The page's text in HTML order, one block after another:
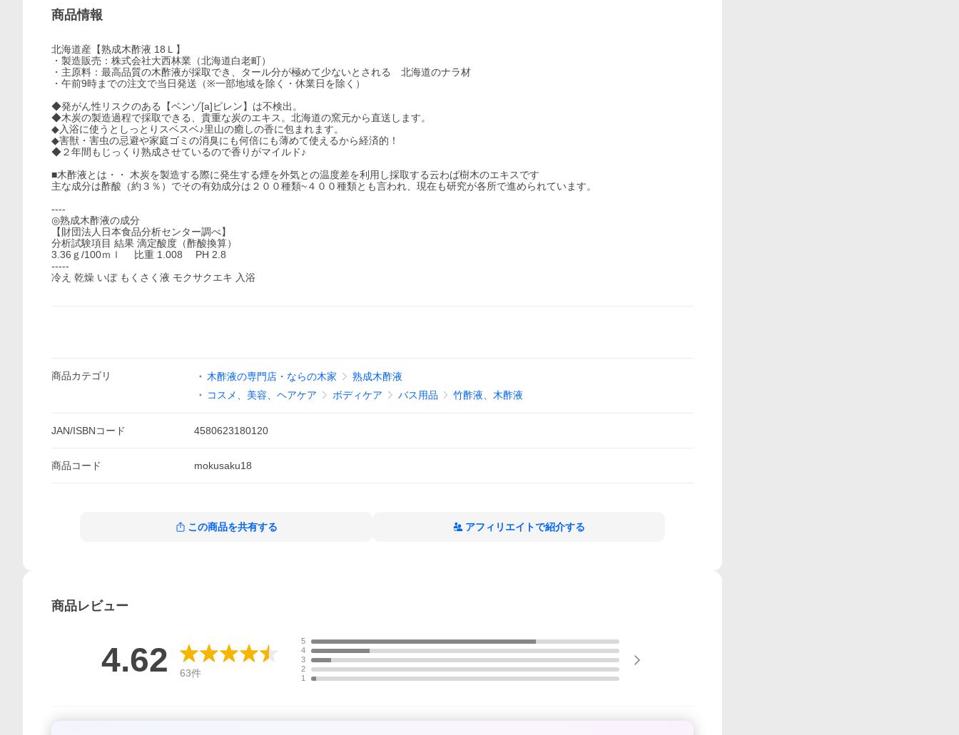
商品情報
北海道産【熟成木酢液 18Ｌ】
・製造販売：株式会社大西林業（北海道白老町）
・主原料：最高品質の木酢液が採取でき、タール分が極めて少ないとされる 北海道のナラ材
・午前9時までの注文で当日発送（※一部地域を除く・休業日を除く）
◆発がん性リスクのある【ベンゾ[a]ピレン】は不検出。
◆木炭の製造過程で採取できる、貴重な炭のエキス。北海道の窯元から直送します。
◆入浴に使うとしっとりスベスベ♪里山の癒しの香に包まれます。
◆害獣・害虫の忌避や家庭ゴミの消臭にも何倍にも薄めて使えるから経済的！
◆２年間もじっくり熟成させているので香りがマイルド♪
■木酢液とは・・ 木炭を製造する際に発生する煙を外気との温度差を利用し採取する云わば樹木のエキスです
主な成分は酢酸（約３％）でその有効成分は２００種類~４００種類とも言われ、現在も研究が各所で進められています。
----
◎熟成木酢液の成分
【財団法人日本食品分析センター調べ】
分析試験項目 結果 滴定酸度（酢酸換算）
3.36ｇ/100ｍｌ 比重 1.008 PH 2.8
-----
冷え 乾燥 いぼ もくさく液 モクサクエキ 入浴
商品カテゴリ 木酢液の専門店・ならの木家
熟成木酢液
コスメ、美容、ヘアケア
ボディケア バス用品 竹酢液、木酢液
JAN/ISBNコード 4580623180120
商品コード mokusaku18
この商品を共有する アフィリエイトで紹介する
商品レビュー
4.62 63件
5
4
3
2
1